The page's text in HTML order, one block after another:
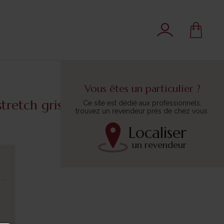
Vous êtes un particulier ?
Ce site est dédié aux professionnels,
trouvez un revendeur près de chez vous.
Localiser
un revendeur
gris foncé